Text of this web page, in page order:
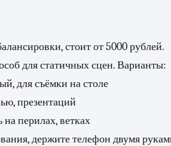
стоит от 5000 рублей.
для статичных сцен. Варианты:
для съёмки на столе
презентаций
перилах, ветках
держите телефон двумя